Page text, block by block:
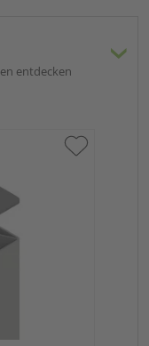
entdecken